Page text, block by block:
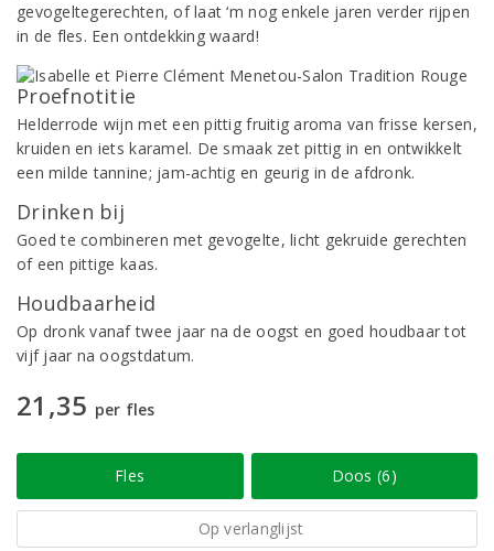
gevogeltegerechten, of laat ‘m nog enkele jaren verder rijpen
in de fles. Een ontdekking waard!
Proefnotitie
Helderrode wijn met een pittig fruitig aroma van frisse kersen,
kruiden en iets karamel. De smaak zet pittig in en ontwikkelt
een milde tannine; jam-achtig en geurig in de afdronk.
Drinken bij
Goed te combineren met gevogelte, licht gekruide gerechten
of een pittige kaas.
Houdbaarheid
Op dronk vanaf twee jaar na de oogst en goed houdbaar tot
vijf jaar na oogstdatum.
21,35 per fles
Fles Doos (6)
Op verlanglijst